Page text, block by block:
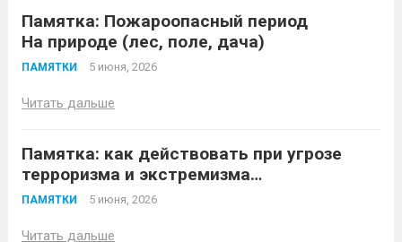
Памятка: Пожароопасный период
На природе (лес, поле, дача)
ПАМЯТКИ 5 июня, 2026
Читать дальше
Памятка: как действовать при угрозе
терроризма и экстремизма
До угрозы (профилактика)
ПАМЯТКИ 5 июня, 2026
Читать дальше